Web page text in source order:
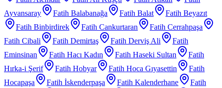
Ayvansaray
Fatih Balabanağa Fatih Balat
Fatih Beyazıt
Fatih Binbirdirek
Fatih Cankurtaran
Fatih Cerrahpaşa
Fatih Cibali
Fatih Demirtaş Fatih Derviş Ali
Fatih
Eminsinan
Fatih Hacı Kadın Fatih Haseki Sultan
Fatih
Hırka-i Şerif
Fatih Hobyar Fatih Hoca Gıyasettin
Fatih
Hocapaşa
Fatih İskenderpaşa Fatih Kalenderhane Fatih